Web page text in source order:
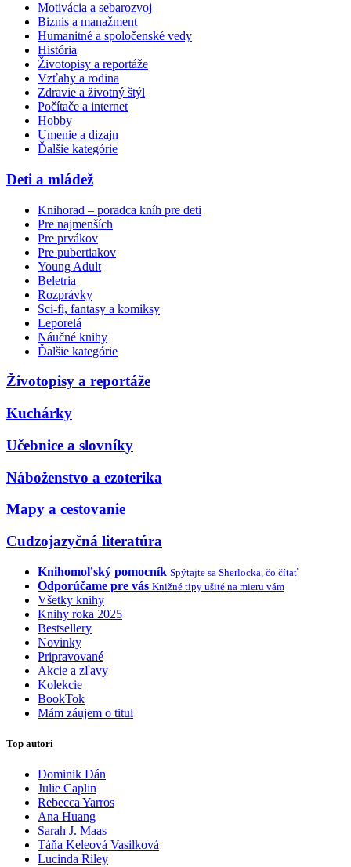
Motivácia a sebarozvoj
Biznis a manažment
Humanitné a spoločenské vedy
História
Životopisy a reportáže
Vzťahy a rodina
Zdravie a životný štýl
Počítače a internet
Hobby
Umenie a dizajn
Ďalšie kategórie
Deti a mládež
Knihorad – poradca kníh pre deti
Pre najmenších
Pre prvákov
Pre pubertiakov
Young Adult
Beletria
Rozprávky
Sci-fi, fantasy a komiksy
Leporelá
Náučné knihy
Ďalšie kategórie
Životopisy a reportáže
Kuchárky
Učebnice a slovníky
Náboženstvo a ezoterika
Mapy a cestovanie
Cudzojazyčná literatúra
Knihomoľský pomocník Spýtajte sa Sherlocka, čo čítať
Odporúčame pre vás Knižné tipy ušité na mieru vám
Všetky knihy
Knihy roka 2025
Bestsellery
Novinky
Pripravované
Akcie a zľavy
Kolekcie
BookTok
Mám záujem o titul
Top autori
Dominik Dán
Julie Caplin
Rebecca Yarros
Ana Huang
Sarah J. Maas
Táňa Keleová Vasilková
Lucinda Riley